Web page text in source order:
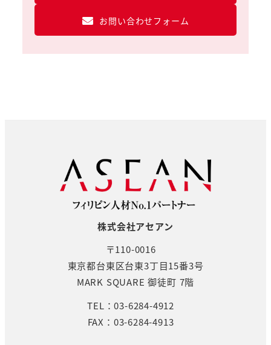
お問い合わせフォーム
株式会社アセアン
〒110-0016
東京都台東区台東3丁目15番3号
MARK SQUARE 御徒町 7階
TEL：03-6284-4912
FAX：03-6284-4913